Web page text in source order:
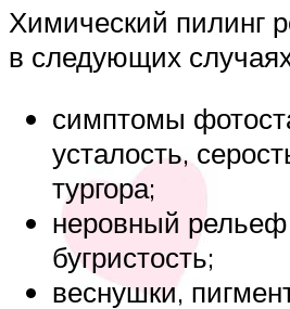
Химический пилинг
в следующих
симптомы
усталость,
тургора;
неровный
бугристость;
веснушки,